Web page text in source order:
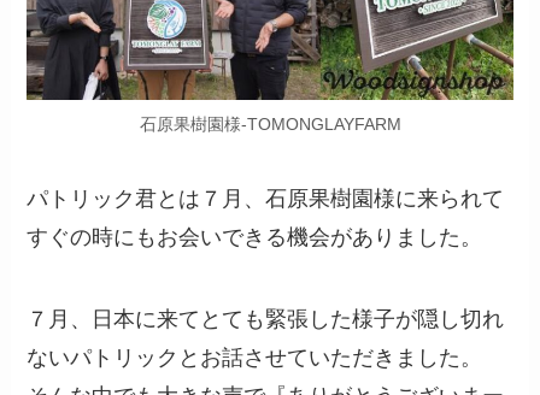
石原果樹園様-TOMONGLAYFARM
パトリック君とは７月、石原果樹園様に来られて
すぐの時にもお会いできる機会がありました。
７月、日本に来てとても緊張した様子が隠し切れ
ないパトリックとお話させていただきました。